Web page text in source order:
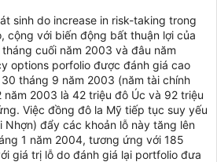
sinh do increase in risk-taking trong
cộng với biến động bất thuận lợi của
cuối năm 2003 và đâu năm
options porfolio được đánh giá cao
tháng 9 năm 2003 (năm tài chính
năm 2003 là 42 triệu đô Úc và 92 triệu
Việc đồng đô la Mỹ tiếp tục suy yếu
Nhợn) đẩy các khoản lỗ này tăng lên
1 năm 2004, tương ứng với 185
giá trị lỗ do đánh giá lại portfolio đưa